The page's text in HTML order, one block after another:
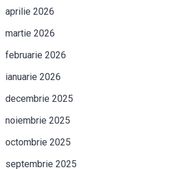
aprilie 2026
martie 2026
februarie 2026
ianuarie 2026
decembrie 2025
noiembrie 2025
octombrie 2025
septembrie 2025